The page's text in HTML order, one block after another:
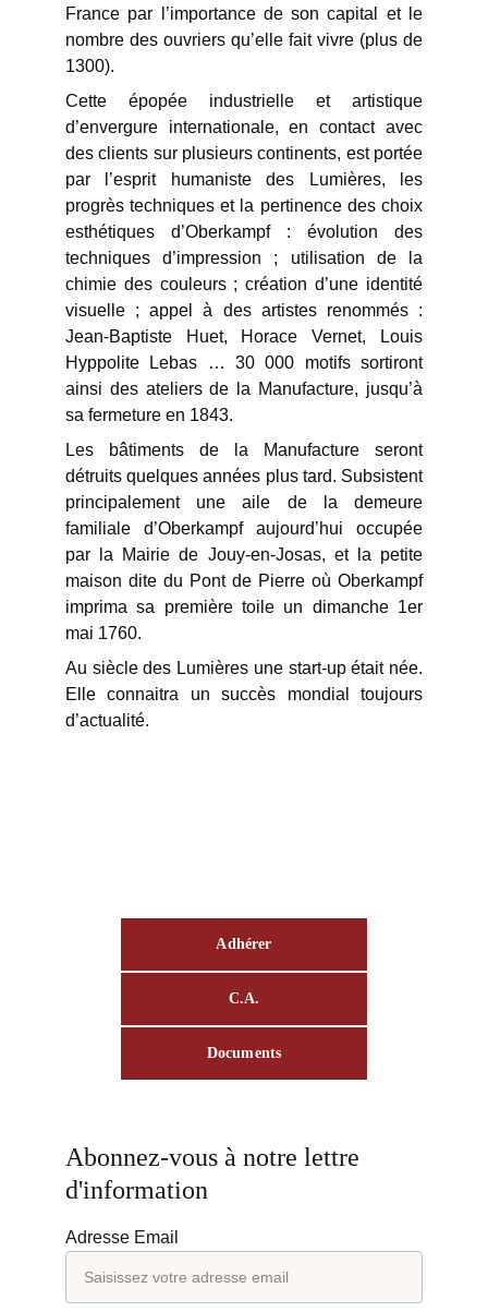
France par l’importance de son capital et le
nombre des ouvriers qu’elle fait vivre (plus de
1300).
Cette épopée industrielle et artistique
d’envergure internationale, en contact avec
des clients sur plusieurs continents, est portée
par l’esprit humaniste des Lumières, les
progrès techniques et la pertinence des choix
esthétiques d’Oberkampf : évolution des
techniques d’impression ; utilisation de la
chimie des couleurs ; création d’une identité
visuelle ; appel à des artistes renommés :
Jean-Baptiste Huet, Horace Vernet, Louis
Hyppolite Lebas … 30 000 motifs sortiront
ainsi des ateliers de la Manufacture, jusqu’à
sa fermeture en 1843.
Les bâtiments de la Manufacture seront
détruits quelques années plus tard. Subsistent
principalement une aile de la demeure
familiale d’Oberkampf aujourd’hui occupée
par la Mairie de Jouy-en-Josas, et la petite
maison dite du Pont de Pierre où Oberkampf
imprima sa première toile un dimanche 1er
mai 1760.
Au siècle des Lumières une start-up était née.
Elle connaitra un succès mondial toujours
d’actualité.
Adhérer
C.A.
Documents
Adresse Email
Abonnez-vous à notre lettre
d'information